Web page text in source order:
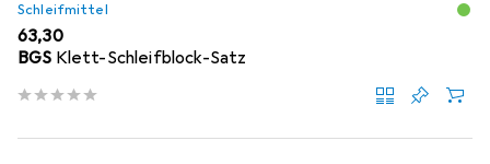
Schleifmittel
EUR
63,30
BGS Klett-Schleifblock-Satz